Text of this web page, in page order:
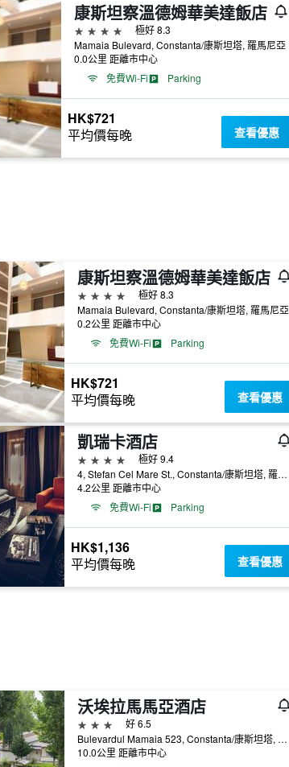
康斯坦察溫德姆華美達飯店
4星級
極好 8.3
Mamaia Bulevard, Constanta/康斯坦塔, 羅馬尼亞
0.0公里 距離市中心
免費Wi-Fi
Parking
HK$721
平均價每晚 查看優惠
康斯坦察溫德姆華美達飯店
4星級
極好 8.3
Mamaia Bulevard, Constanta/康斯坦塔, 羅馬尼亞
0.2公里 距離市中心
免費Wi-Fi
Parking
HK$721
平均價每晚 查看優惠
凱瑞卡酒店
4星級
極好 9.4
4, Stefan Cel Mare St., Constanta/康斯坦塔, 羅馬尼亞
4.2公里 距離市中心
免費Wi-Fi
Parking
HK$1,136
平均價每晚 查看優惠
沃埃拉馬馬亞酒店
3星級
好 6.5
Bulevardul Mamaia 523, Constanta/康斯坦塔, 羅馬尼亞
10.0公里 距離市中心